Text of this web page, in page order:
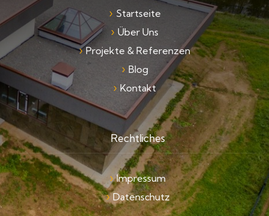
Startseite
Über Uns
Projekte & Referenzen
Blog
Kontakt
Rechtliches
Impressum
Datenschutz